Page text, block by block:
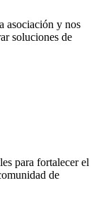
asociación y nos
soluciones de
para fortalecer el
de